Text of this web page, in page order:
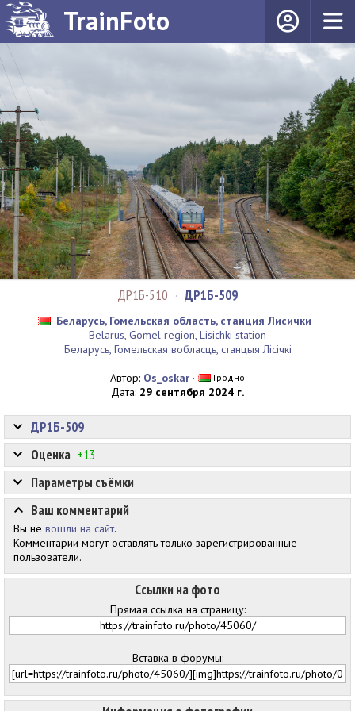
TrainFoto
ДР1Б-510 · ДР1Б-509
Беларусь, Гомельская область, станция Лисички
Belarus, Gomel region, Lisichki station
Беларусь, Гомельская вобласць, станцыя Лісічкі
Автор: Os_oskar · Гродно
Дата: 29 сентября 2024 г.
Оценка +13
Ссылки на фото
Прямая ссылка на страницу:
Вставка в форумы:
ДР1Б-509
Параметры съёмки
Ваш комментарий
Вы не вошли на сайт.
Комментарии могут оставлять только зарегистрированные
пользователи.